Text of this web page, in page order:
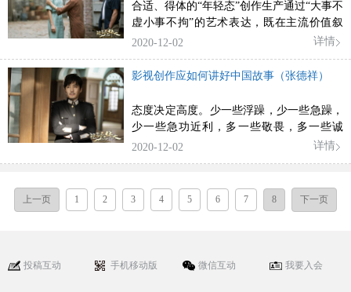
合适、得体的“年轻态”创作生产通过“大事不
虚小事不拘”的艺术表达，既在主流价值叙
事的诸多方面实现了创新发展，还带给人们
2020-12-02 详情
影视创作应如何讲好中国故事（张德祥）
态度决定高度。少一些浮躁，少一些急躁，
少一些急功近利，多一些敬畏，多一些诚
意，多一些耐心，我相信，艺术不是无情
2020-12-02 详情
上一页 1 2 3 4 5 6 7 8 下一页
投稿互动 手机移动版 微信互动 我要入会